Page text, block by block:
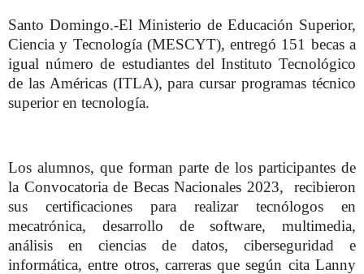
Santo Domingo.-El Ministerio de Educación Superior,
Ciencia y Tecnología (MESCYT), entregó 151 becas a
igual número de estudiantes del Instituto Tecnológico
de las Américas (ITLA), para cursar programas técnico
superior en tecnología.
Los alumnos, que forman parte de los participantes de
la Convocatoria de Becas Nacionales 2023, recibieron
sus certificaciones para realizar tecnólogos en
mecatrónica, desarrollo de software, multimedia,
análisis en ciencias de datos, ciberseguridad e
informática, entre otros, carreras que según cita Lanny